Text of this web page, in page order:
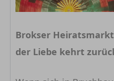
Brokser Heiratsmarkt
der Liebe kehrt